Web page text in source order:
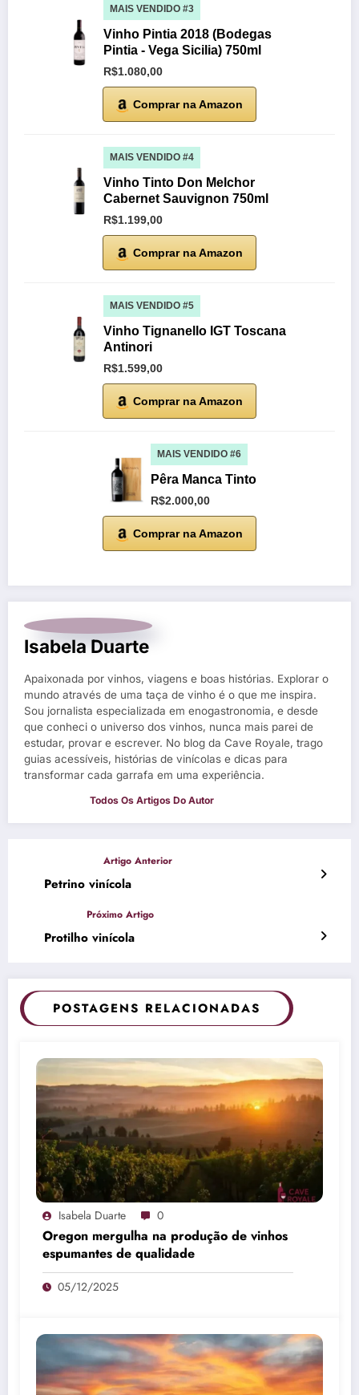
MAIS VENDIDO #3
Vinho Pintia 2018 (Bodegas
Pintia - Vega Sicilia) 750ml
R$1.080,00
Comprar na Amazon
MAIS VENDIDO #4
Vinho Tinto Don Melchor
Cabernet Sauvignon 750ml
R$1.199,00
Comprar na Amazon
MAIS VENDIDO #5
Vinho Tignanello IGT Toscana
Antinori
R$1.599,00
Comprar na Amazon
MAIS VENDIDO #6
Pêra Manca Tinto
R$2.000,00
Comprar na Amazon
Isabela Duarte
Apaixonada por vinhos, viagens e boas histórias. Explorar o
mundo através de uma taça de vinho é o que me inspira.
Sou jornalista especializada em enogastronomia, e desde
que conheci o universo dos vinhos, nunca mais parei de
estudar, provar e escrever. No blog da Cave Royale, trago
guias acessíveis, histórias de vinícolas e dicas para
transformar cada garrafa em uma experiência.
Petrino vinícola
Protilho vinícola
POSTAGENS RELACIONADAS
Isabela Duarte 0
Oregon mergulha na produção de vinhos
espumantes de qualidade
05/12/2025